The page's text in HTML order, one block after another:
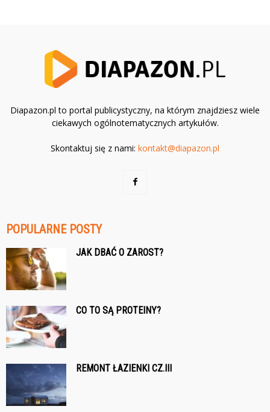
Diapazon.pl to portal publicystyczny, na którym znajdziesz wiele
ciekawych ogólnotematycznych artykułów.
Skontaktuj się z nami: kontakt@diapazon.pl
POPULARNE POSTY
JAK DBAĆ O ZAROST?
CO TO SĄ PROTEINY?
REMONT ŁAZIENKI CZ.III